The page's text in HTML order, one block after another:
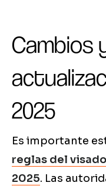
Cambios
2025
Es importante
reglas del
2025. Las